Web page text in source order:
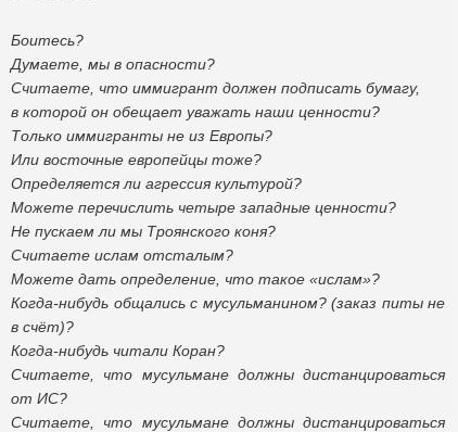
Боитесь?
Думаете, мы в опасности?
Считаете, что иммигрант должен подписать бумагу,
в которой он обещает уважать наши ценности?
Только иммигранты не из Европы?
Или восточные европейцы тоже?
Определяется ли агрессия культурой?
Можете перечислить четыре западные ценности?
Не пускаем ли мы Троянского коня?
Считаете ислам отсталым?
Можете дать определение, что такое «ислам»?
Когда-нибудь общались с мусульманином? (заказ питы не
в счёт)?
Когда-нибудь читали Коран?
Считаете, что мусульмане должны дистанцироваться
от ИС?
Считаете, что мусульмане должны дистанцироваться